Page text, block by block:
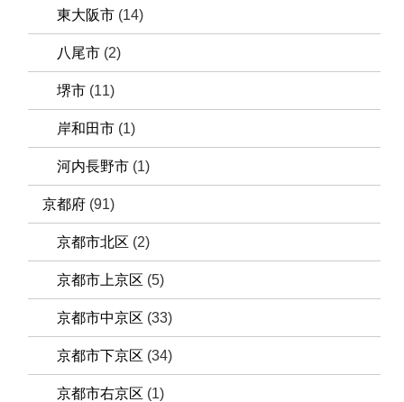
東大阪市 (14)
八尾市 (2)
堺市 (11)
岸和田市 (1)
河内長野市 (1)
京都府 (91)
京都市北区 (2)
京都市上京区 (5)
京都市中京区 (33)
京都市下京区 (34)
京都市右京区 (1)